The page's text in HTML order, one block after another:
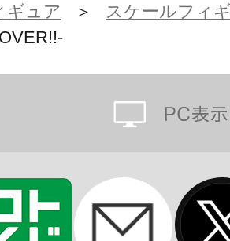
ギュア ＞
スケールフィ